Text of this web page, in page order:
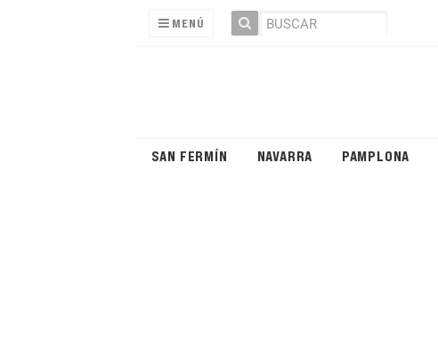
MENÚ
SAN FERMÍN NAVARRA PAMPLONA